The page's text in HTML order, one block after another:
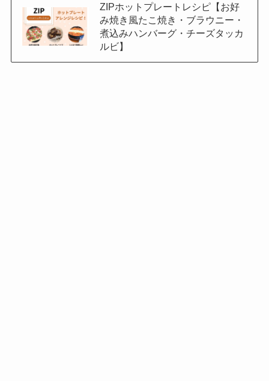
ZIPホットプレートレシピ【お好
み焼き風たこ焼き・ブラウニー・
煮込みハンバーグ・チーズタッカ
ルビ】